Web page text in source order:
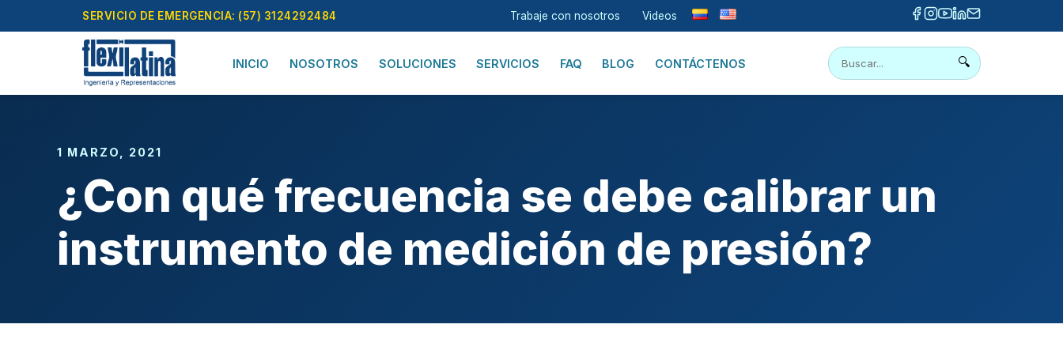
to
SERVICIO DE EMERGENCIA: (57) 3124292484 Trabaje con nosotros Videos
INICIO NOSOTROS SOLUCIONES SERVICIOS FAQ BLOG CONTÁCTENOS 🔍
1 MARZO, 2021
¿Con qué frecuencia se debe calibrar un
instrumento de medición de presión?